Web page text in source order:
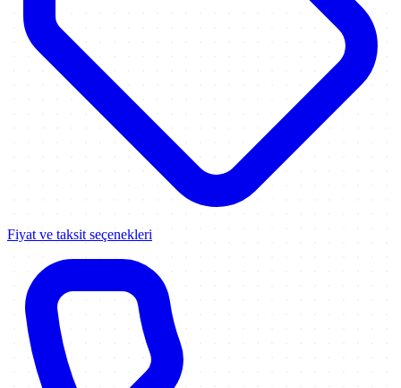
Fiyat ve taksit seçenekleri